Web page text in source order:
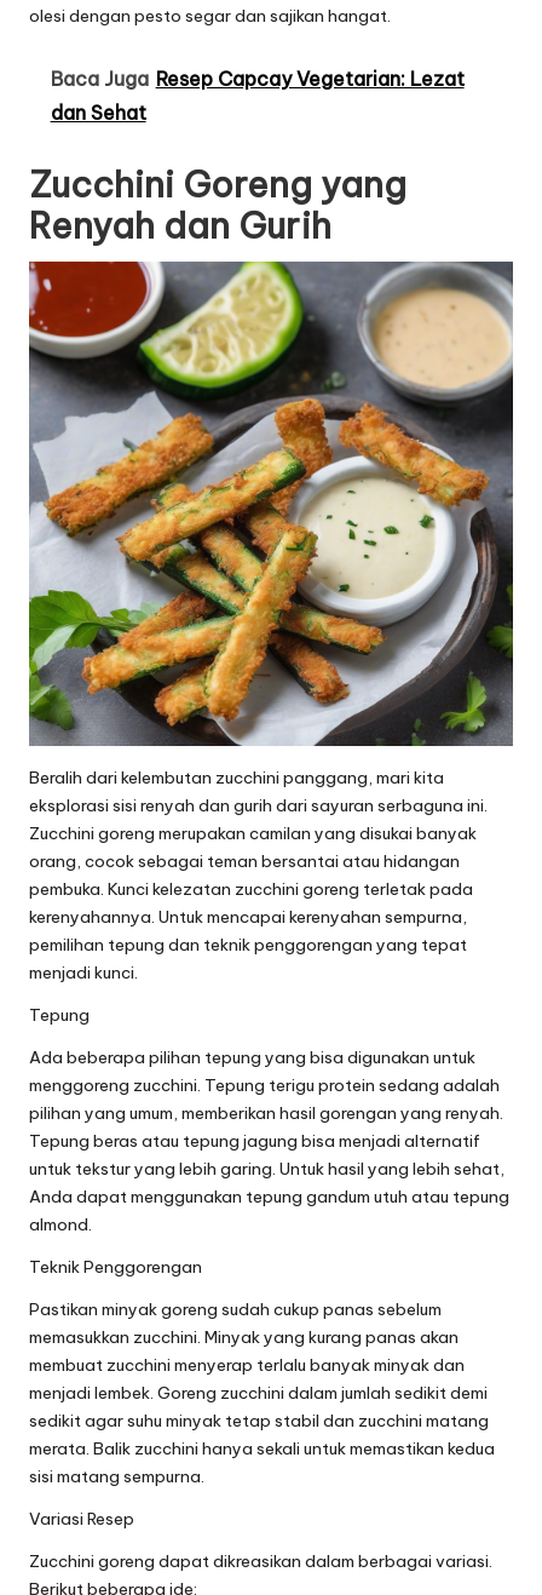
olesi dengan pesto segar dan sajikan hangat.
Baca Juga Resep Capcay Vegetarian: Lezat
dan Sehat
Zucchini Goreng yang
Renyah dan Gurih
Beralih dari kelembutan zucchini panggang, mari kita
eksplorasi sisi renyah dan gurih dari sayuran serbaguna ini.
Zucchini goreng merupakan camilan yang disukai banyak
orang, cocok sebagai teman bersantai atau hidangan
pembuka. Kunci kelezatan zucchini goreng terletak pada
kerenyahannya. Untuk mencapai kerenyahan sempurna,
pemilihan tepung dan teknik penggorengan yang tepat
menjadi kunci.
Tepung
Ada beberapa pilihan tepung yang bisa digunakan untuk
menggoreng zucchini. Tepung terigu protein sedang adalah
pilihan yang umum, memberikan hasil gorengan yang renyah.
Tepung beras atau tepung jagung bisa menjadi alternatif
untuk tekstur yang lebih garing. Untuk hasil yang lebih sehat,
Anda dapat menggunakan tepung gandum utuh atau tepung
almond.
Teknik Penggorengan
Pastikan minyak goreng sudah cukup panas sebelum
memasukkan zucchini. Minyak yang kurang panas akan
membuat zucchini menyerap terlalu banyak minyak dan
menjadi lembek. Goreng zucchini dalam jumlah sedikit demi
sedikit agar suhu minyak tetap stabil dan zucchini matang
merata. Balik zucchini hanya sekali untuk memastikan kedua
sisi matang sempurna.
Variasi Resep
Zucchini goreng dapat dikreasikan dalam berbagai variasi.
Berikut beberapa ide: